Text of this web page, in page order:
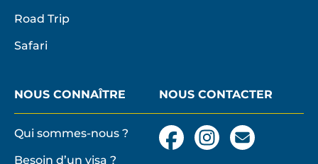
Road Trip
Safari
NOUS CONNAÎTRE
Qui sommes-nous ?
Besoin d’un visa ?
NOUS CONTACTER
FacebookInstagram
Nous
contacter